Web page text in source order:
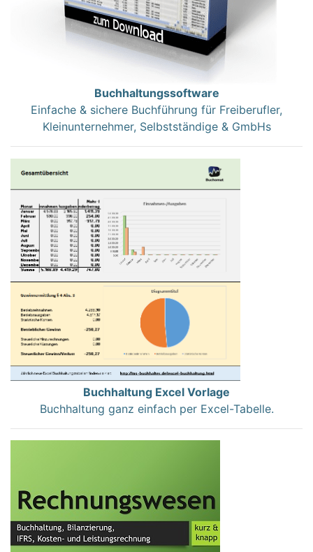
Buchhaltungssoftware
Einfache & sichere Buchführung für Freiberufler,
Kleinunternehmer, Selbstständige & GmbHs
Buchhaltung Excel Vorlage
Buchhaltung ganz einfach per Excel-Tabelle.